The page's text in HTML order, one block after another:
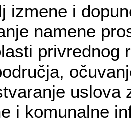
izmene i
namene
privrednog
uslova
i komunalne